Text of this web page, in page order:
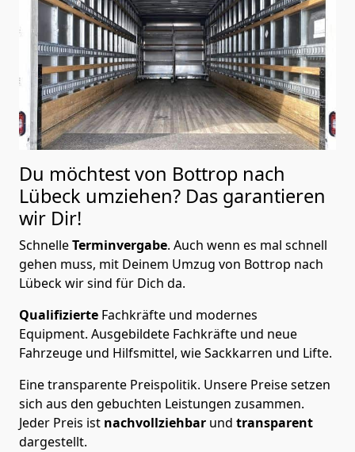
Du möchtest von Bottrop nach
Lübeck umziehen? Das garantieren
wir Dir!
SchnelleTerminvergabe. Auch wenn es mal schnell
gehen muss, mit Deinem Umzug von Bottrop nach
Lübeck wir sind für Dich da.
Qualifizierte Fachkräfte und modernes
Equipment. Ausgebildete Fachkräfte und neue
Fahrzeuge und Hilfsmittel, wie Sackkarren und Lifte.
Eine transparente Preispolitik. Unsere Preise setzen
sich aus den gebuchten Leistungen zusammen.
Jeder Preis ist nachvollziehbar und transparent
dargestellt.